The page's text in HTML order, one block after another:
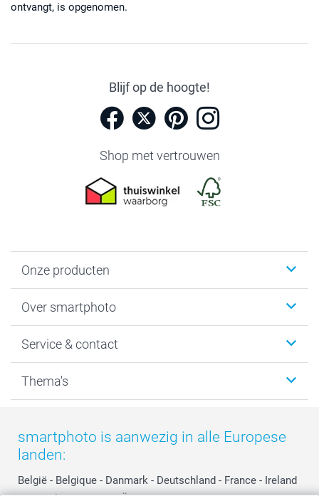
ontvangt, is opgenomen.
Blijf op de hoogte!
Shop met vertrouwen
Onze producten
Fotoboeken
Fotocadeaus
Kaarten
Over smartphoto
Vacatures
Bestelproces
Privacy
Cookiebeleid
Reviews
Service & contact
Tevredenheidsgarantie
smartbonus
smartfriends
service@smartphoto.nl
Thema's
Moederdag
Vaderdag
Huwelijk
smartphoto is aanwezig in alle Europese
landen:
België - Belgique - Danmark - Deutschland - France - Ireland